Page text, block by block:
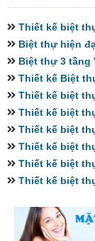
Thiết kế biệt
Biệt thự hiện
Biệt thự 3 tầng
Thiết kế Biệt
Thiết kế biệt
Thiết kế biệt
Thiết kế biệt
Thiết kế biệt
Thiết kế biệt
Thiết kế biệt